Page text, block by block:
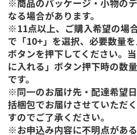
なる場合があります。
※11点以上、ご購入希望の場
で「10+」を選択、必要数量を
ボタンを押下してください。
に入れる」ボタン押下時の数
です。
※同一のお届け先・配達希望
括梱包でお届けさせていただ
すのでご了承ください。
※お申込み内容に不明点があ